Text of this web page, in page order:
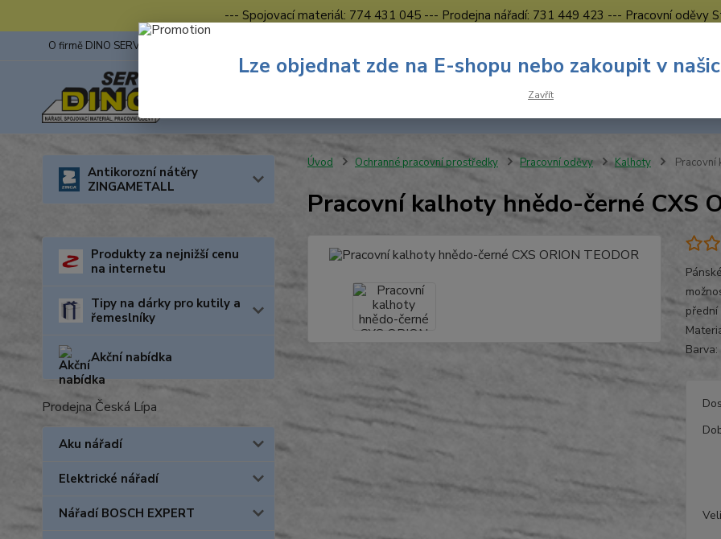
--- Spojovací materiál: 774 431 045 --- Prodejna nářadí: 731 449 423 --- Pracovní oděvy
O firmě DINO SERVIS s.r.o.
Hledat
Antikorozní nátěry
ZINGAMETALL
Produkty za nejnižší cenu
na internetu
Tipy na dárky pro kutily a
řemeslníky
Akční nabídka
Prodejna Česká Lípa
Aku nářadí
Elektrické nářadí
Nářadí BOSCH EXPERT
Úvod Ochranné pracovní prostředky Pracovní oděvy Kalhoty Pracovní
Pracovní kalhoty hnědo-černé CXS
Lze objednat zde na E-shopu nebo zakoupit v
Zavřít